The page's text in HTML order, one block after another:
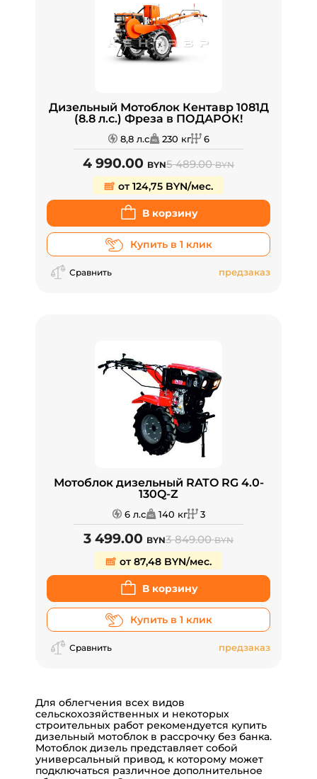
Дизельный Мотоблок Кентавр 1081Д
(8.8 л.с.) Фреза в ПОДАРОК!
8,8 л.с 230 кг 6
4 990.00 BYN5 489.00BYN
от 124,75 BYN/мес.
В корзину
Купить в 1 клик
Сравнить предзаказ
Мотоблок дизельный RATO RG 4.0-
130Q-Z
6 л.с 140 кг 3
3 499.00 BYN3 849.00BYN
от 87,48 BYN/мес.
В корзину
Купить в 1 клик
Сравнить предзаказ
Для облегчения всех видов
сельскохозяйственных и некоторых
строительных работ рекомендуется купить
дизельный мотоблок в рассрочку без банка.
Мотоблок дизель представляет собой
универсальный привод, к которому может
подключаться различное дополнительное